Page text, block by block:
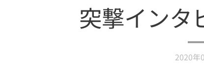
突撃インタ
2020年